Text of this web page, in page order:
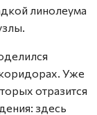
линолеума
Уже
отразится
здесь